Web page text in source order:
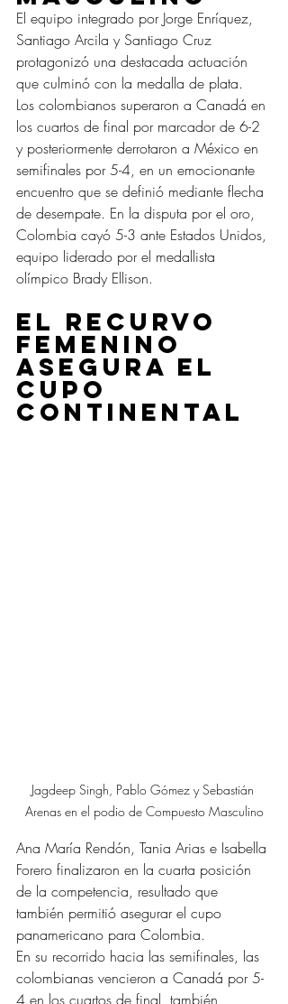
El equipo integrado por Jorge Enríquez,
Santiago Arcila y Santiago Cruz
protagonizó una destacada actuación
que culminó con la medalla de plata.
Los colombianos superaron a Canadá en
los cuartos de final por marcador de 6-2
y posteriormente derrotaron a México en
semifinales por 5-4, en un emocionante
encuentro que se definió mediante flecha
de desempate. En la disputa por el oro,
Colombia cayó 5-3 ante Estados Unidos,
equipo liderado por el medallista
olímpico Brady Ellison.
El recurvo
femenino
asegura el
cupo
continental
Jagdeep Singh, Pablo Gómez y Sebastián
Arenas en el podio de Compuesto Masculino
Ana María Rendón, Tania Arias e Isabella
Forero finalizaron en la cuarta posición
de la competencia, resultado que
también permitió asegurar el cupo
panamericano para Colombia.
En su recorrido hacia las semifinales, las
colombianas vencieron a Canadá por 5-
4 en los cuartos de final, también